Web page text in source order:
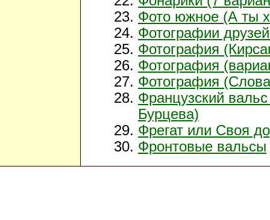
Фото южное (А ты
Фотографии
Фотография
Фотография
Фотография
Французский
Бурцева)
Фрегат или Своя
Фронтовые вальсы